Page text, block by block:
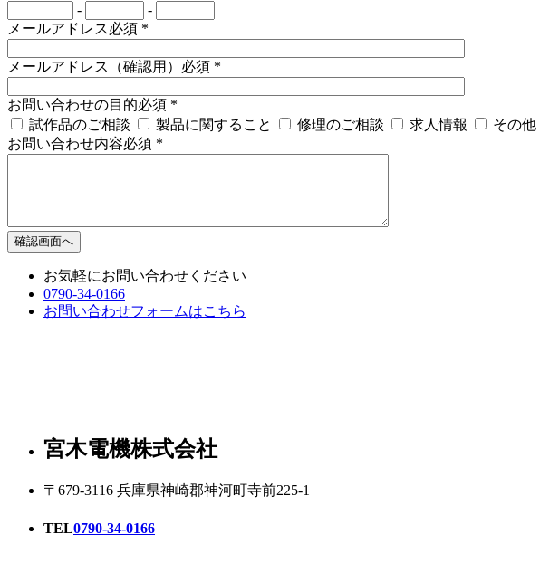
-
-
メールアドレス必須 *
メールアドレス（確認用） 必須 *
お問い合わせの目的必須 *
試作品のご相談
製品に関すること 修理のご相談 求人情報
その他
お問い合わせ内容必須 *
お気軽にお問い合わせください
0790-34-0166
お問い合わせフォームはこちら
宮木電機株式会社
〒679-3116 兵庫県神崎郡神河町寺前225-1
TEL0790-34-0166